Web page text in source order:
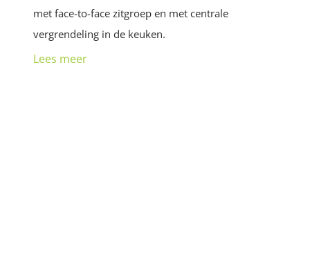
met face-to-face zitgroep en met centrale
vergrendeling in de keuken.
Lees meer